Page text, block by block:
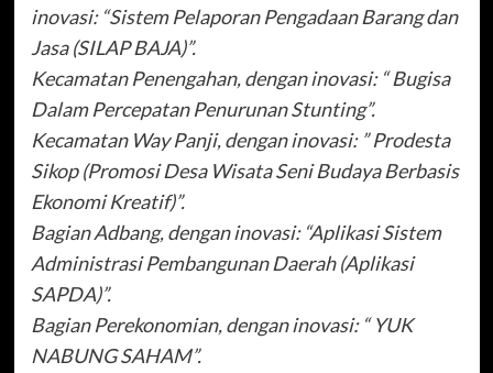
inovasi: “Sistem Pelaporan Pengadaan Barang dan
Jasa (SILAP BAJA)”.
Kecamatan Penengahan, dengan inovasi: “ Bugisa
Dalam Percepatan Penurunan Stunting”.
Kecamatan Way Panji, dengan inovasi: ” Prodesta
Sikop (Promosi Desa Wisata Seni Budaya Berbasis
Ekonomi Kreatif)”.
Bagian Adbang, dengan inovasi: “Aplikasi Sistem
Administrasi Pembangunan Daerah (Aplikasi
SAPDA)”.
Bagian Perekonomian, dengan inovasi: “ YUK
NABUNG SAHAM”.